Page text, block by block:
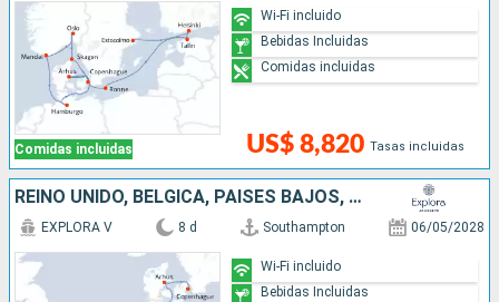
Comidas incluidas US$ 8,820 Tasas incluidas
Wi-Fi incluido
Bebidas Incluidas
Comidas incluidas
REINO UNIDO, BÉLGICA, PAISES BAJOS, ALEMANIA, DINAMARCA
EXPLORA V 8 d Southampton 06/05/2028
Wi-Fi incluido
Bebidas Incluidas